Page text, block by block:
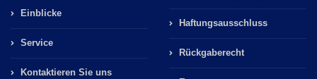
Einblicke
Service
Kontaktieren Sie uns
Haftungsausschluss
Rückgaberecht